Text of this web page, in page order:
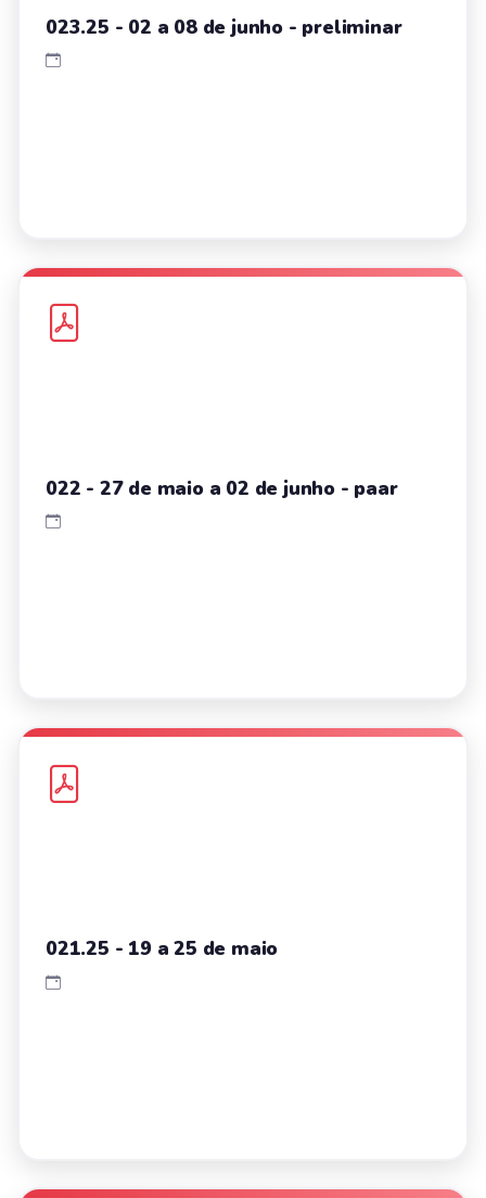
023.25 - 02 a 08 de junho - preliminar
022 - 27 de maio a 02 de junho - paar
021.25 - 19 a 25 de maio